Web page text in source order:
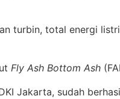
turbin, total energi
Fly Ash Bottom Ash
Jakarta, sudah